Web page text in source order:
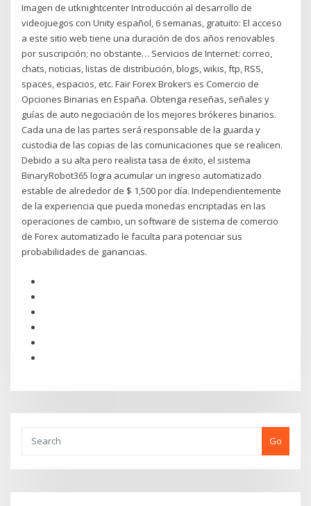
Imagen de utknightcenter Introducción al desarrollo de
videojuegos con Unity español, 6 semanas, gratuito: El acceso
a este sitio web tiene una duración de dos años renovables
por suscripción; no obstante… Servicios de Internet: correo,
chats, noticias, listas de distribución, blogs, wikis, ftp, RSS,
spaces, espacios, etc. Fair Forex Brokers es Comercio de
Opciones Binarias en España. Obtenga reseñas, señales y
guías de auto negociación de los mejores brókeres binarios.
Cada una de las partes será responsable de la guarda y
custodia de las copias de las comunicaciones que se realicen.
Debido a su alta pero realista tasa de éxito, el sistema
BinaryRobot365 logra acumular un ingreso automatizado
estable de alrededor de $ 1,500 por día. Independientemente
de la experiencia que pueda monedas encriptadas en las
operaciones de cambio, un software de sistema de comercio
de Forex automatizado le faculta para potenciar sus
probabilidades de ganancias.
Go